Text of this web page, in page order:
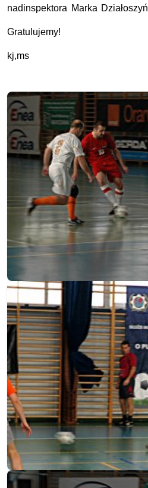
nadinspektora Marka
Gratulujemy!
kj,ms